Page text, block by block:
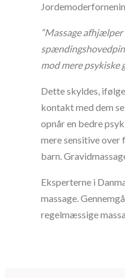
“Massage
mod mere psykiske
Dette skyldes,
kontakt med dem
opnår en bedre
mere sensitive over
barn.
Eksperterne i
massage.
regelmæssige